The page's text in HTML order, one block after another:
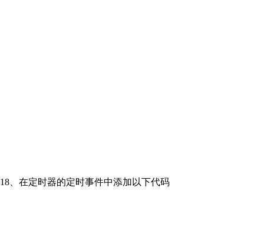
18、在定时器的定时事件中添加以下代码